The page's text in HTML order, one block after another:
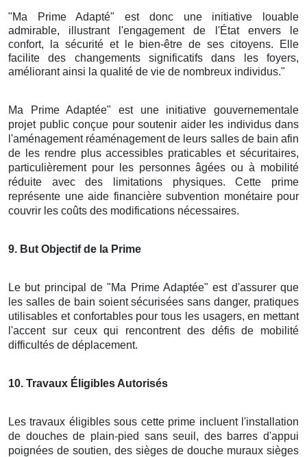
"Ma Prime Adapté" est donc une initiative louable
admirable, illustrant l'engagement de l'État envers le
confort, la sécurité et le bien-être de ses citoyens. Elle
facilite des changements significatifs dans les foyers,
améliorant ainsi la qualité de vie de nombreux individus."
Ma Prime Adaptée" est une initiative gouvernementale
projet public conçue pour soutenir aider les individus dans
l'aménagement réaménagement de leurs salles de bain afin
de les rendre plus accessibles praticables et sécuritaires,
particulièrement pour les personnes âgées ou à mobilité
réduite avec des limitations physiques. Cette prime
représente une aide financière subvention monétaire pour
couvrir les coûts des modifications nécessaires.
9. But Objectif de la Prime
Le but principal de "Ma Prime Adaptée" est d'assurer que
les salles de bain soient sécurisées sans danger, pratiques
utilisables et confortables pour tous les usagers, en mettant
l'accent sur ceux qui rencontrent des défis de mobilité
difficultés de déplacement.
10. Travaux Éligibles Autorisés
Les travaux éligibles sous cette prime incluent l'installation
de douches de plain-pied sans seuil, des barres d'appui
poignées de soutien, des sièges de douche muraux sièges